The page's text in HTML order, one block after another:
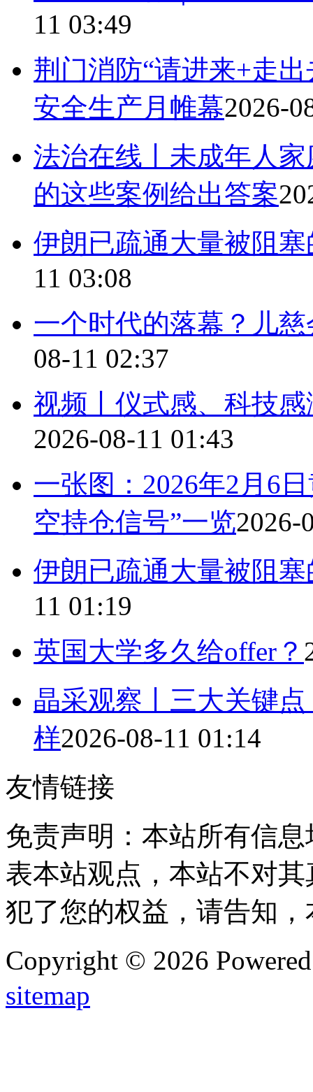
11 03:49
荆门消防“请进来+走
安全生产月帷幕2026-
法治在线丨未成年人
的这些案例给出答案
伊朗已疏通大量被阻
11 03:08
一个时代的落幕？儿
08-11 02:37
视频丨仪式感、科技
2026-08-11 01:43
一张图：2026年2月6
空持仓信号”一览2026-
伊朗已疏通大量被阻
11 01:19
英国大学多久给offer？
晶采观察丨三大关键
样2026-08-11 01:14
友情链接
免责声明：本站所有信
表本站观点，本站不对
犯了您的权益，请告知
Copyright © 2026
sitemap